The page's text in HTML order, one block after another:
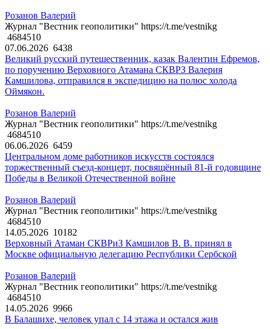
Розанов Валерий
Журнал "Вестник геополитики" https://t.me/vestnikg
4684510
07.06.2026 6438
Великий русский путешественник, казак Валентин Ефремов,
по поручению Верховного Атамана СКВРЗ Валерия
Камшилова, отправился в экспедицию на полюс холода
Оймякон.
Розанов Валерий
Журнал "Вестник геополитики" https://t.me/vestnikg
4684510
06.06.2026 6459
Центральном доме работников искусств состоялся
торжественный съезд-концерт, посвящённый 81-й годовщине
Победы в Великой Отечественной войне
Розанов Валерий
Журнал "Вестник геополитики" https://t.me/vestnikg
4684510
14.05.2026 10182
Верховный Атаман СКВРиЗ Камшилов В. В. принял в
Москве официальную делегацию Республики Сербской
Розанов Валерий
Журнал "Вестник геополитики" https://t.me/vestnikg
4684510
14.05.2026 9966
В Балашихе, человек упал с 14 этажа и остался жив